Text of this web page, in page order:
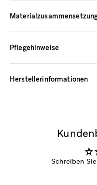
Pflegehinweise
Herstellerinformationen
Schreiben